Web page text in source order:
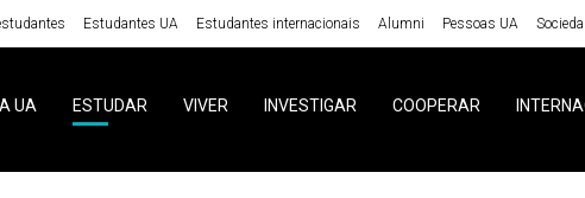
Estudantes UA Estudantes internacionais Alumni Pessoas UA
UA ESTUDAR VIVER INVESTIGAR COOPERAR